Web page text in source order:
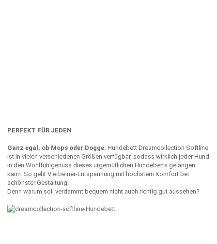
PERFEKT FÜR JEDEN
Ganz egal, ob Mops oder Dogge: Hundebett Dreamcollection Softline
ist in vielen verschiedenen Größen verfügbar, sodass wirklich jeder Hund
in den Wohlfühlgenuss dieses urgemütlichen Hundebetts gelangen
kann. So geht Vierbeiner-Entspannung mit höchstem Komfort bei
schönster Gestaltung!
Denn warum soll verdammt bequem nicht auch richtig gut aussehen?